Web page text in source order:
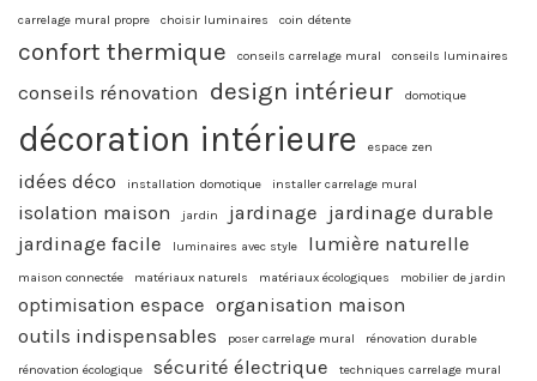
carrelage mural propre
choisir luminaires coin détente
confort thermique conseils carrelage mural conseils luminaires
conseils rénovation design intérieur domotique
décoration intérieure espace zen
idées déco installation domotique installer carrelage mural
isolation maison jardin jardinage jardinage durable
jardinage facile
luminaires avec style lumière naturelle
maison connectée matériaux naturels matériaux écologiques mobilier de jardin
optimisation espace organisation maison
outils indispensables
poser carrelage mural
rénovation durable
rénovation écologique
sécurité électrique
techniques carrelage mural